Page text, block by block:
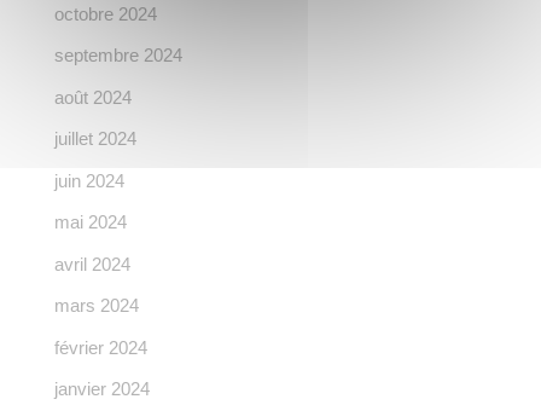
octobre 2024
septembre 2024
août 2024
juillet 2024
juin 2024
mai 2024
avril 2024
mars 2024
février 2024
janvier 2024